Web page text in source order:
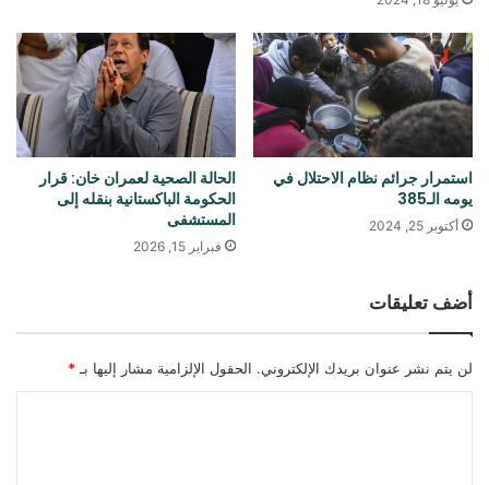
استمرار جرائم نظام الاحتلال في
يومه الـ385
أكتوبر 25, 2024
الحالة الصحية لعمران خان: قرار
الحكومة الباكستانية بنقله إلى
المستشفى
فبراير 15, 2026
أضف تعليقات
لن يتم نشر عنوان بريدك الإلكتروني. الحقول الإلزامية مشار إليها بـ *